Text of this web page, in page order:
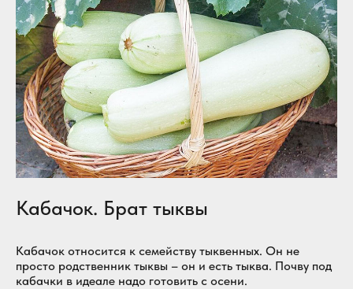
Кабачок. Брат тыквы
Кабачок относится к семейству тыквенных. Он не
просто родственник тыквы – он и есть тыква. Почву под
кабачки в идеале надо готовить с осени.